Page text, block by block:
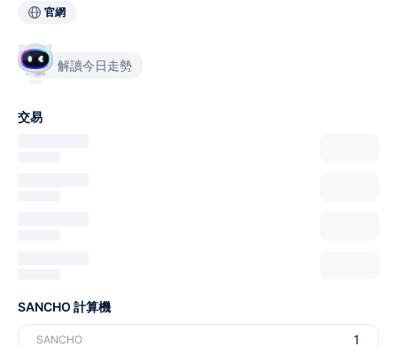
官網
解讀今日走勢
交易
SANCHO 計算機
SANCHO